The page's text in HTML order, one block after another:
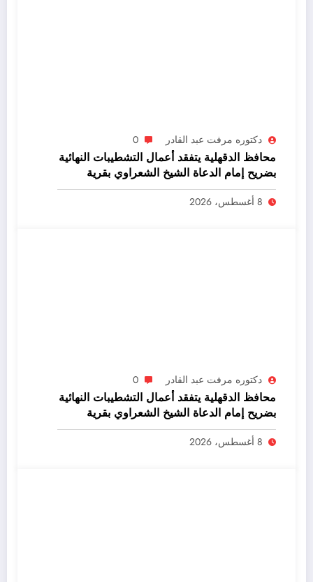
دكتوره مرفت عبد القادر 0
محافظ الدقهلية يتفقد أعمال التشطيبات النهائية
بضريح إمام الدعاة الشيخ الشعراوي بقرية
دقادوس بميت غمر
8 أغسطس، 2026
دكتوره مرفت عبد القادر 0
محافظ الدقهلية يتفقد أعمال التشطيبات النهائية
بضريح إمام الدعاة الشيخ الشعراوي بقرية
دقادوس بميت غمر
8 أغسطس، 2026